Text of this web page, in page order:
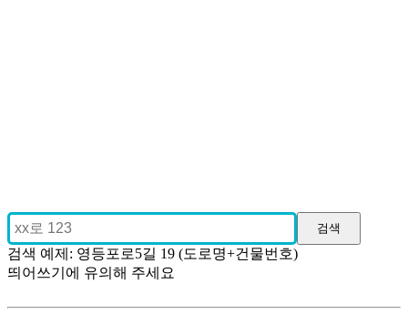
검색 예제: 영등포로5길 19 (도로명+건물번호)
띄어쓰기에 유의해 주세요